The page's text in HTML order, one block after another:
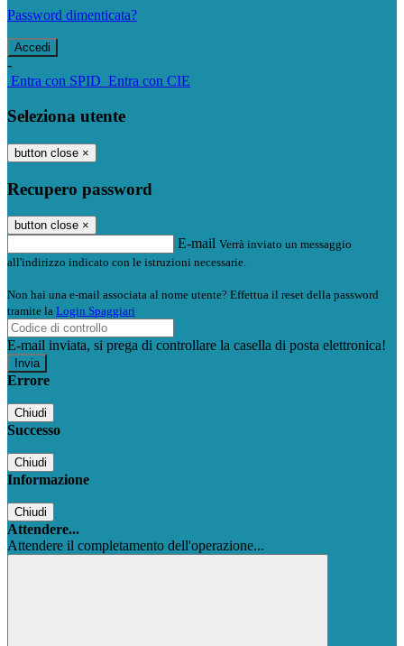
Password dimenticata?
-
Entra con SPID Entra con CIE
Seleziona utente
button close ×
Recupero password
button close ×
E-mail Verrà inviato un messaggio
all'indirizzo indicato con le istruzioni necessarie.
Non hai una e-mail associata al nome utente? Effettua il reset della password
tramite la Login Spaggiari
E-mail inviata, si prega di controllare la casella di posta elettronica!
Errore
Chiudi
Successo
Chiudi
Informazione
Chiudi
Attendere...
Attendere il completamento dell'operazione...